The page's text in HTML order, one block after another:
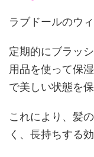
ラブドールのウ
定期的にブラッ
用品を使って保
で美しい状態を保
これにより、髪
く、長持ちする